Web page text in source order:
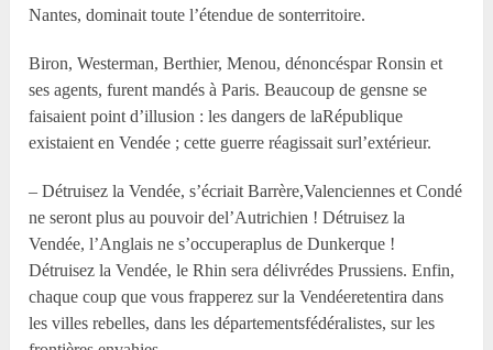
Nantes, dominait toute l’étendue de sonterritoire.
Biron, Westerman, Berthier, Menou, dénoncéspar Ronsin et
ses agents, furent mandés à Paris. Beaucoup de gensne se
faisaient point d’illusion : les dangers de laRépublique
existaient en Vendée ; cette guerre réagissait surl’extérieur.
– Détruisez la Vendée, s’écriait Barrère,Valenciennes et Condé
ne seront plus au pouvoir del’Autrichien ! Détruisez la
Vendée, l’Anglais ne s’occuperaplus de Dunkerque !
Détruisez la Vendée, le Rhin sera délivrédes Prussiens. Enfin,
chaque coup que vous frapperez sur la Vendéeretentira dans
les villes rebelles, dans les départementsfédéralistes, sur les